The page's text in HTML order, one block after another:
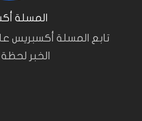
المسلة
تابع المسلة أكسبريس
الخبر